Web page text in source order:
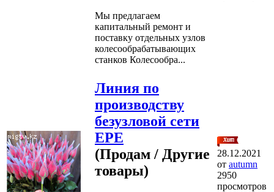
Мы предлагаем
капитальный ремонт и
поставку отдельных узлов
колесообрабатывающих
станков Колесообра...
Линия по
производству
безузловой сети
EPE
(Продам / Другие
товары)
28.12.2021
от autumn
2950
просмотров